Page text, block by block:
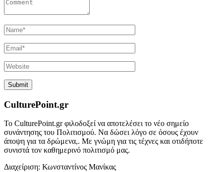
CulturePoint.gr
Το CulturePoint.gr φιλοδοξεί να αποτελέσει το νέο σημείο
συνάντησης του Πολιτισμού. Να δώσει λόγο σε όσους έχουν
άποψη για τα δρώμενα,. Με γνώμη για τις τέχνες και οτιδήποτε
συνιστά τον καθημερινό πολιτισμό μας.
Διαχείριση: Κωνσταντίνος Μανίκας